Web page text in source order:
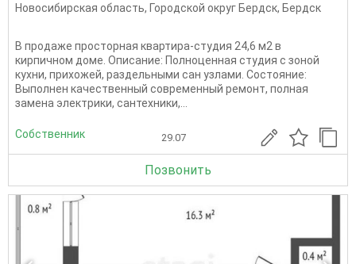
Новосибирская область, Городской округ Бердск, Бердск
В продаже просторная квартира-студия 24,6 м2 в
кирпичном доме. Описание: Полноценная студия с зоной
кухни, прихожей, раздельными сан узлами. Состояние:
Выполнен качественный современный ремонт, полная
замена электрики, сантехники,...
Собственник 29.07
Позвонить